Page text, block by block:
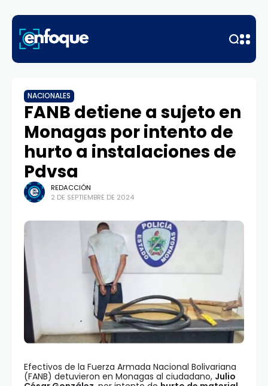
NACIONALES
FANB detiene a sujeto en
Monagas por intento de
hurto a instalaciones de
Pdvsa
REDACCIÓN
2 DE SEPTIEMBRE DE 2024
Efectivos de la Fuerza Armada Nacional Bolivariana
(FANB) detuvieron en Monagas al ciudadano, Julio